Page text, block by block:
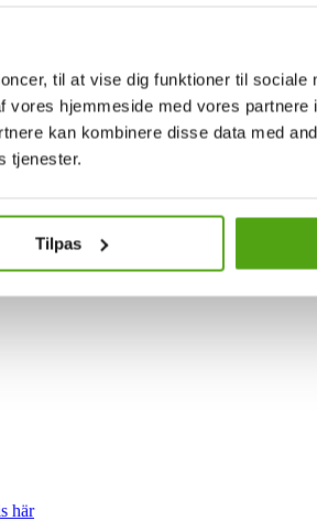
til at vise dig funktioner til sociale
hjemmeside med vores partnere
kan kombinere disse data med
tjenester.
Tilpas
här